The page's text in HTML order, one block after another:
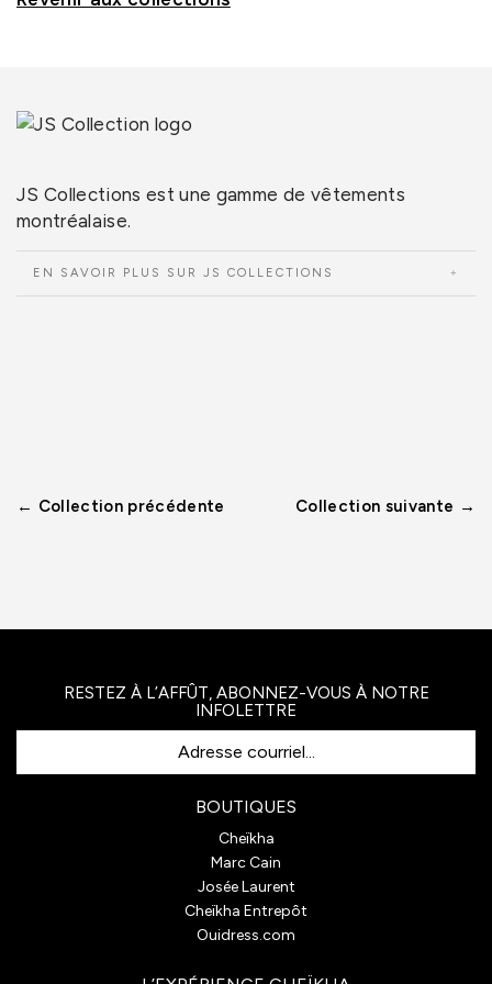
JS Collections est une gamme de vêtements
montréalaise.
EN SAVOIR PLUS SUR JS COLLECTIONS
← Collection précédente Collection suivante →
RESTEZ À L’AFFÛT, ABONNEZ-VOUS À NOTRE
INFOLETTRE
Adresse courriel...
BOUTIQUES
Cheïkha
Marc Cain
Josée Laurent
Cheïkha Entrepôt
Ouidress.com